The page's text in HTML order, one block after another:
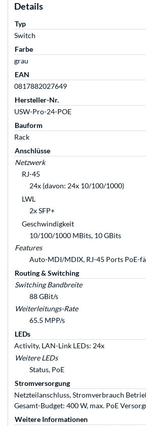
Details
Typ
Switch
Farbe
grau
EAN
0817882027649
Hersteller-Nr.
USW-Pro-24-POE
Bauform
Rack
Anschlüsse
Netzwerk
RJ-45
24x (davon: 24x 10/100/1000)
LWL
2x SFP+
Geschwindigkeit
10/100/1000 MBits, 10 GBits
Features
Auto-MDI/MDIX, RJ-45 Ports PoE-
Routing & Switching
Switching Bandbreite
88 GBit/s
Weiterleitungs-Rate
65.5 MPP/s
LEDs
Activity, LAN-Link LEDs: 24x
Weitere LEDs
Status, PoE
Stromversorgung
Netzteilanschluss, Stromverbrauch
Gesamt-Budget: 400 W, max. PoE
Weitere Informationen